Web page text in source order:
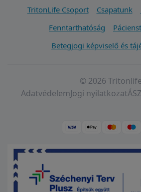
TritonLife Csoport Csapatunk
Fenntarthatóság
Betegjogi képviselő és
© 2026
AdatvédelemJogi nyilatkozat